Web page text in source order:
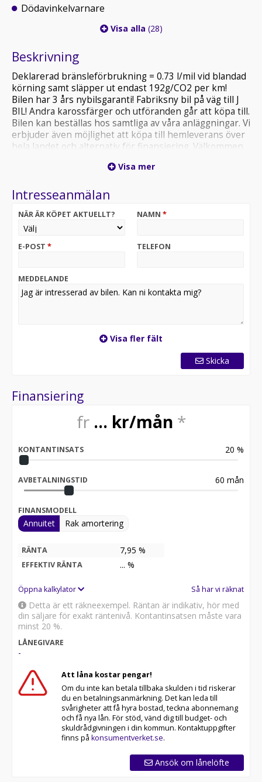
Dödavinkelvarnare
Visa alla (28)
Beskrivning
Deklarerad bränsleförbrukning = 0.73 l/mil vid blandad
körning samt släpper ut endast 192g/CO2 per km!
Bilen har 3 års nybilsgaranti! Fabriksny bil på väg till J
BIL! Andra karossfärger och utföranden går att köpa till.
Bilen kan beställas hos samtliga av våra anläggningar. Vi
erbjuder även möjlighet att köpa till hemleverans över
hela landet och alternativ för finansiering. Välkommen
leveransinformation. OBS! Bilen på bilden är ett
konfiguration.
Visa mer
Intresseanmälan
NÄR ÄR KÖPET AKTUELLT? NAMN *
E-POST * TELEFON
MEDDELANDE
Visa fler fält
Skicka
Finansiering
fr ... kr/mån *
KONTANTINSATS 20 %
AVBETALNINGSTID 60 mån
FINANSMODELL
Annuitet Rak amortering
RÄNTA 7,95 %
EFFEKTIV RÄNTA ... %
Öppna kalkylator Så har vi räknat
Detta är ett räkneexempel. Räntan är indikativ, hör med
din säljare för exakt räntenivå. Kontantinsatsen måste vara
minst 20 %.
LÅNEGIVARE
-
Att låna kostar pengar!
Om du inte kan betala tillbaka skulden i tid riskerar
du en betalningsanmärkning. Det kan leda till
svårigheter att få hyra bostad, teckna abonnemang
och få nya lån. För stöd, vänd dig till budget- och
skuldrådgivningen i din kommun. Kontaktuppgifter
finns på konsumentverket.se.
Ansök om lånelöfte